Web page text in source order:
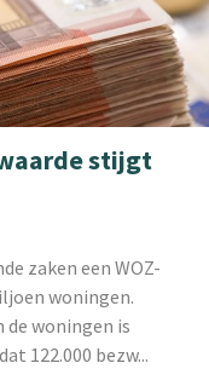
stijgt
zaken een WOZ-
woningen.
de woningen is
122.000 bezw...